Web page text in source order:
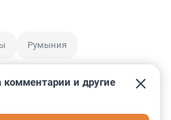
Румыния
комментарии и другие